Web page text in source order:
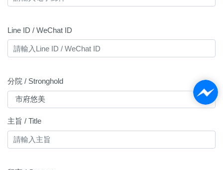
Line ID / WeChat ID
分院 / Stronghold
主旨 / Title